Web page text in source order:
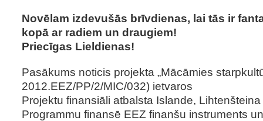
Novēlam izdevušās brīvdienas, lai tās ir
kopā ar radiem un draugiem!
Priecīgas Lieldienas!
Pasākums noticis projekta „Mācāmies
2012.EEZ/PP/2/MIC/032) ietvaros
Projektu finansiāli atbalsta Islande,
Programmu finansē EEZ finanšu instruments